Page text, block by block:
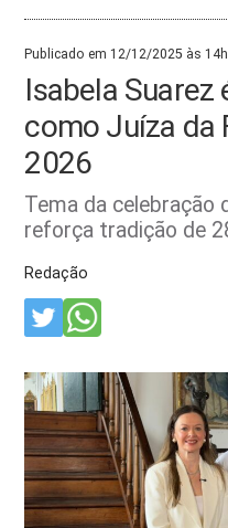
Publicado em 12/12/2025 às
Isabela Suarez
como Juíza da
2026
Tema da celebração
reforça tradição de
Redação